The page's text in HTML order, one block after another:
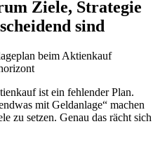
Ziele, Strategie
sind
ist ein fehlender Plan.
mit Geldanlage“ machen
zu setzen. Genau das rächt sich